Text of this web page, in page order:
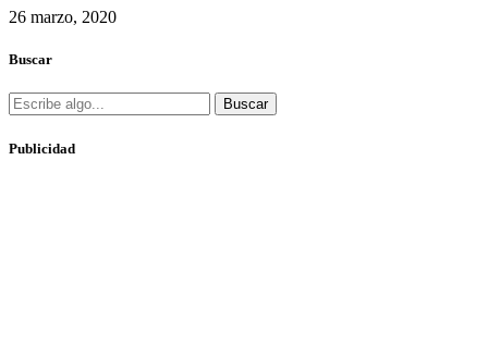
26 marzo, 2020
Buscar
Buscar
Publicidad